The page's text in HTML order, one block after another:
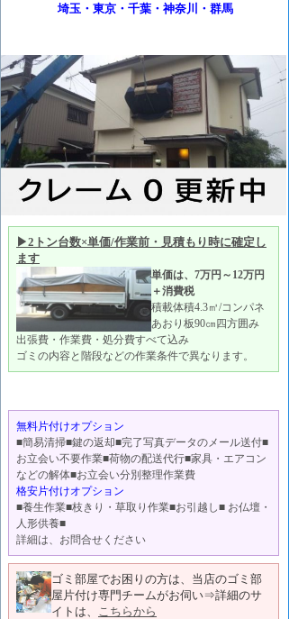
埼玉・東京・千葉・神奈川・群馬
▶2トン台数×単価/作業前・見積もり時に確定し
ます
単価は、7万円～12万円
＋消費税
積載体積4.3㎥/コンパネ
あおり板90㎝四方囲み
出張費・作業費・処分費すべて込み
ゴミの内容と階段などの作業条件で異なります。
無料片付けオプション
■簡易清掃■鍵の返却■完了写真データのメール送付■
お立会い不要作業■荷物の配送代行■家具・エアコン
などの解体■お立会い分別整理作業費
格安片付けオプション
■養生作業■枝きり・草取り作業■お引越し■ お仏壇・
人形供養■
詳細は、お問合せください
ゴミ部屋でお困りの方は、当店のゴミ部
屋片付け専門チームがお伺い⇒詳細のサ
イトは、 こちらから